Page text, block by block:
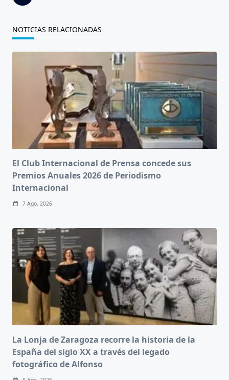
NOTICIAS RELACIONADAS
El Club Internacional de Prensa concede sus
Premios Anuales 2026 de Periodismo
Internacional
7 Ago, 2026
La Lonja de Zaragoza recorre la historia de la
España del siglo XX a través del legado
fotográfico de Alfonso